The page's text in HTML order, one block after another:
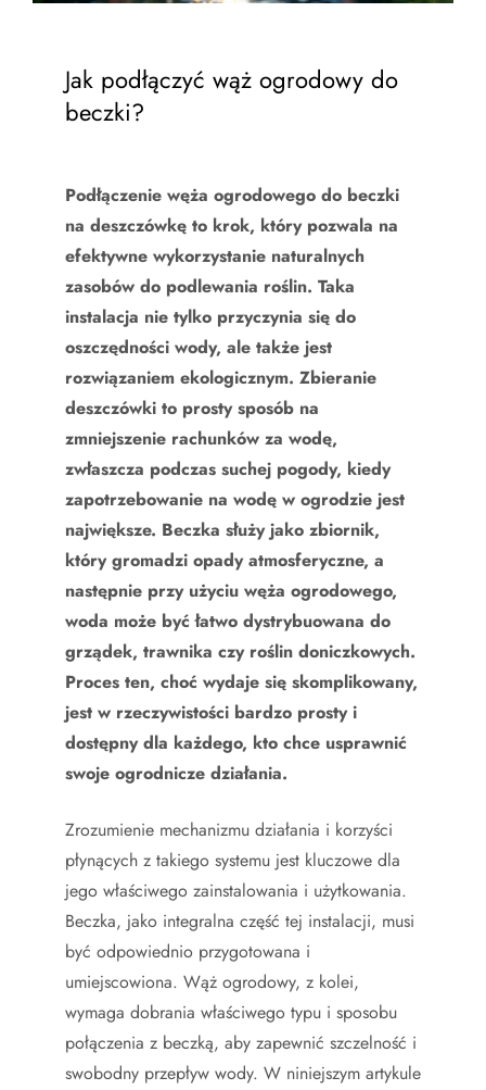
Jak podłączyć wąż ogrodowy do
beczki?
Podłączenie węża ogrodowego do beczki
na deszczówkę to krok, który pozwala na
efektywne wykorzystanie naturalnych
zasobów do podlewania roślin. Taka
instalacja nie tylko przyczynia się do
oszczędności wody, ale także jest
rozwiązaniem ekologicznym. Zbieranie
deszczówki to prosty sposób na
zmniejszenie rachunków za wodę,
zwłaszcza podczas suchej pogody, kiedy
zapotrzebowanie na wodę w ogrodzie jest
największe. Beczka służy jako zbiornik,
który gromadzi opady atmosferyczne, a
następnie przy użyciu węża ogrodowego,
woda może być łatwo dystrybuowana do
grządek, trawnika czy roślin doniczkowych.
Proces ten, choć wydaje się skomplikowany,
jest w rzeczywistości bardzo prosty i
dostępny dla każdego, kto chce usprawnić
swoje ogrodnicze działania.
Zrozumienie mechanizmu działania i korzyści
płynących z takiego systemu jest kluczowe dla
jego właściwego zainstalowania i użytkowania.
Beczka, jako integralna część tej instalacji, musi
być odpowiednio przygotowana i
umiejscowiona. Wąż ogrodowy, z kolei,
wymaga dobrania właściwego typu i sposobu
połączenia z beczką, aby zapewnić szczelność i
swobodny przepływ wody. W niniejszym artykule